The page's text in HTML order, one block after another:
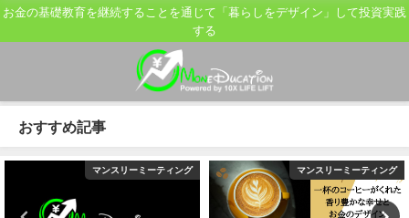
お金の基礎教育を継続することを通じて「暮らしをデザイン」して投資実践
する
おすすめ記事
マンスリーミーティング マンスリーミーティング